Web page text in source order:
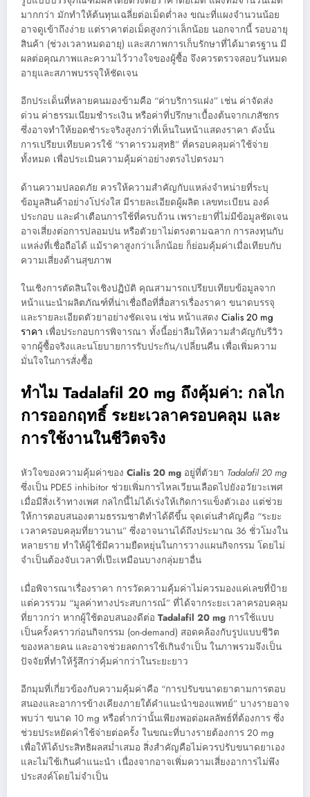
มากกว่า มักทำให้ต้นทุนเฉลี่ยต่อเม็ดต่ำลง ขณะที่แผงจำนวนน้อย
อาจดูเข้าถึงง่าย แต่ราคาต่อเม็ดสูงกว่าเล็กน้อย นอกจากนี้ รอบอายุ
สินค้า (ช่วงเวลาหมดอายุ) และสภาพการเก็บรักษาที่ได้มาตรฐาน มี
ผลต่อคุณภาพและความไว้วางใจของผู้ซื้อ จึงควรตรวจสอบวันหมด
อายุและสภาพบรรจุให้ชัดเจน
อีกประเด็นที่หลายคนมองข้ามคือ “ค่าบริการแฝง” เช่น ค่าจัดส่ง
ด่วน ค่าธรรมเนียมชำระเงิน หรือค่าที่ปรึกษาเบื้องต้นจากเภสัชกร
ซึ่งอาจทำให้ยอดชำระจริงสูงกว่าที่เห็นในหน้าแสดงราคา ดังนั้น
การเปรียบเทียบควรใช้ “ราคารวมสุทธิ” ที่ครอบคลุมค่าใช้จ่าย
ทั้งหมด เพื่อประเมินความคุ้มค่าอย่างตรงไปตรงมา
ด้านความปลอดภัย ควรให้ความสำคัญกับแหล่งจำหน่ายที่ระบุ
ข้อมูลสินค้าอย่างโปร่งใส มีรายละเอียดผู้ผลิต เลขทะเบียน องค์
ประกอบ และคำเตือนการใช้ที่ครบถ้วน เพราะยาที่ไม่มีข้อมูลชัดเจน
อาจเสี่ยงต่อการปลอมปน หรือตัวยาไม่ตรงตามฉลาก การลงทุนกับ
แหล่งที่เชื่อถือได้ แม้ราคาสูงกว่าเล็กน้อย ก็ย่อมคุ้มค่าเมื่อเทียบกับ
ความเสี่ยงด้านสุขภาพ
ในเชิงการตัดสินใจเชิงปฏิบัติ คุณสามารถเปรียบเทียบข้อมูลจาก
หน้าแนะนำผลิตภัณฑ์ที่น่าเชื่อถือที่สื่อสารเรื่องราคา ขนาดบรรจุ
และรายละเอียดตัวยาอย่างชัดเจน เช่น หน้าแสดง Cialis 20 mg
ราคา เพื่อประกอบการพิจารณา ทั้งนี้อย่าลืมให้ความสำคัญกับรีวิว
จากผู้ซื้อจริงและนโยบายการรับประกัน/เปลี่ยนคืน เพื่อเพิ่มความ
มั่นใจในการสั่งซื้อ
ทำไม Tadalafil 20 mg ถึงคุ้มค่า: กลไก
การออกฤทธิ์ ระยะเวลาครอบคลุม และ
การใช้งานในชีวิตจริง
หัวใจของความคุ้มค่าของ Cialis 20 mg อยู่ที่ตัวยา Tadalafil 20 mg
ซึ่งเป็น PDE5 inhibitor ช่วยเพิ่มการไหลเวียนเลือดไปยังอวัยวะเพศ
เมื่อมีสิ่งเร้าทางเพศ กลไกนี้ไม่ได้เร่งให้เกิดการแข็งตัวเอง แต่ช่วย
ให้การตอบสนองตามธรรมชาติทำได้ดีขึ้น จุดเด่นสำคัญคือ “ระยะ
เวลาครอบคลุมที่ยาวนาน” ซึ่งอาจนานได้ถึงประมาณ 36 ชั่วโมงใน
หลายราย ทำให้ผู้ใช้มีความยืดหยุ่นในการวางแผนกิจกรรม โดยไม่
จำเป็นต้องจับเวลาที่เป๊ะเหมือนบางกลุ่มยาอื่น
เมื่อพิจารณาเรื่องราคา การวัดความคุ้มค่าไม่ควรมองแค่เลขที่ป้าย
แต่ควรรวม “มูลค่าทางประสบการณ์” ที่ได้จากระยะเวลาครอบคลุม
ที่ยาวกว่า หากผู้ใช้ตอบสนองดีต่อ Tadalafil 20 mg การใช้แบบ
เป็นครั้งคราวก่อนกิจกรรม (on-demand) สอดคล้องกับรูปแบบชีวิต
ของหลายคน และอาจช่วยลดการใช้เกินจำเป็น ในภาพรวมจึงเป็น
ปัจจัยที่ทำให้รู้สึกว่าคุ้มค่ากว่าในระยะยาว
อีกมุมที่เกี่ยวข้องกับความคุ้มค่าคือ “การปรับขนาดยาตามการตอบ
สนองและอาการข้างเคียงภายใต้คำแนะนำของแพทย์” บางรายอาจ
พบว่า ขนาด 10 mg หรือต่ำกว่านั้นเพียงพอต่อผลลัพธ์ที่ต้องการ ซึ่ง
ช่วยประหยัดค่าใช้จ่ายต่อครั้ง ในขณะที่บางรายต้องการ 20 mg
เพื่อให้ได้ประสิทธิผลสม่ำเสมอ สิ่งสำคัญคือไม่ควรปรับขนาดยาเอง
และไม่ใช้เกินคำแนะนำ เนื่องจากอาจเพิ่มความเสี่ยงอาการไม่พึง
ประสงค์โดยไม่จำเป็น